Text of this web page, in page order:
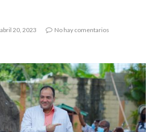
abril 20, 2023
No hay comentarios